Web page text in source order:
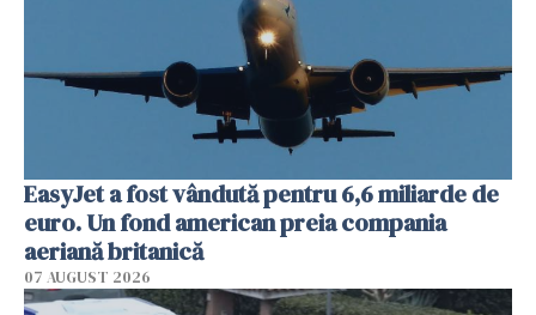
EasyJet a fost vândută pentru 6,6 miliarde de
euro. Un fond american preia compania
aeriană britanică
07 AUGUST 2026